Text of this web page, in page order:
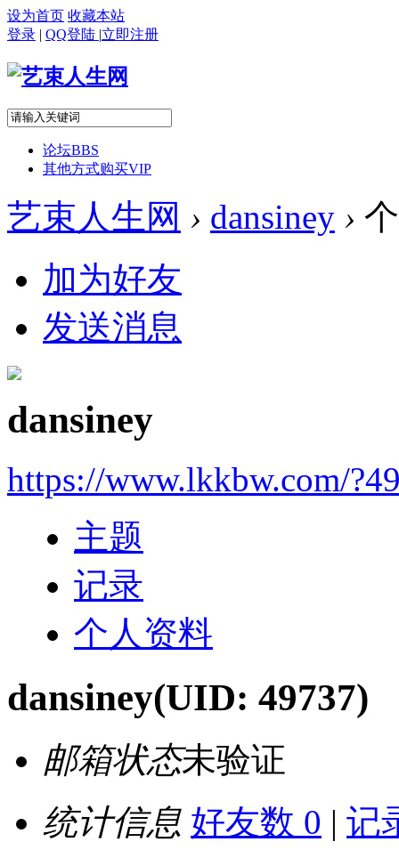
设为首页 收藏本站
登录 | QQ登陆 |立即注册
论坛BBS
其他方式购买VIP
艺束人生网 › dansiney ›
加为好友
发送消息
dansiney
https://www.lkkbw.com/
主题
记录
个人资料
dansiney(UID: 49737)
邮箱状态未验证
统计信息 好友数 0 | 记